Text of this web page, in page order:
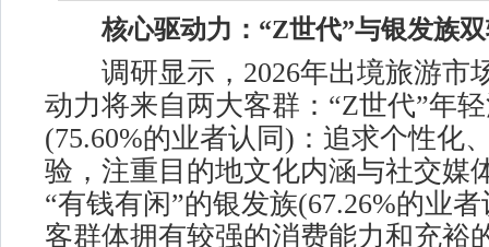
核心驱动力：“Z世代”与银发族
调研显示，2026年出境旅游市
动力将来自两大客群：“Z世代”年
(75.60%的业者认同)：追求个性化
验，注重目的地文化内涵与社交媒
“有钱有闲”的银发族(67.26%的业
客群体拥有较强的消费能力和充裕